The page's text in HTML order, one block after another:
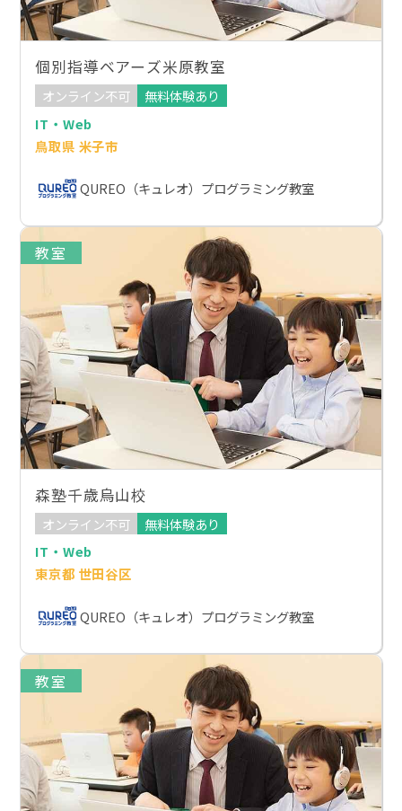
個別指導ベアーズ米原教室
オンライン不可
無料体験あり
IT・Web
鳥取県 米子市
QUREO（キュレオ）プログラミング教室
教室
森塾千歳烏山校
オンライン不可
無料体験あり
IT・Web
東京都 世田谷区
QUREO（キュレオ）プログラミング教室
教室